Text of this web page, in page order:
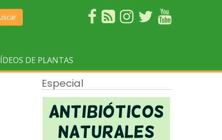
DE PLANTAS
Especial